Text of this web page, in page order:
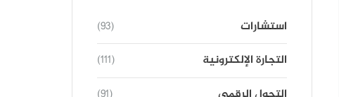
استشارات
(93)
التجارة الإلكترونية
(111)